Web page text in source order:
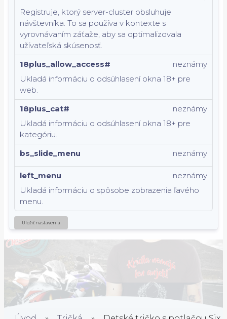
Registruje, ktorý server-cluster obsluhuje
návštevníka. To sa používa v kontexte s
vyrovnávaním záťaže, aby sa optimalizovala
užívateľská skúsenosť.
18plus_allow_access#
Ukladá informáciu o odsúhlasení okna 18+ pre
web.
neznámy
18plus_cat#
Ukladá informáciu o odsúhlasení okna 18+ pre
kategóriu.
neznámy
bs_slide_menu neznámy
left_menu
Ukladá informáciu o spôsobe zobrazenia ľavého
menu.
neznámy
Uložiť nastavenia